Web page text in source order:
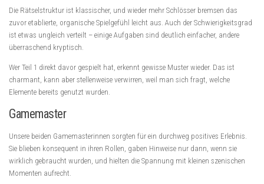
Die Rätselstruktur ist klassischer, und wieder mehr Schlösser bremsen das
zuvor etablierte, organische Spielgefühl leicht aus. Auch der Schwierigkeitsgrad
ist etwas ungleich verteilt – einige Aufgaben sind deutlich einfacher, andere
überraschend kryptisch.
Wer Teil 1 direkt davor gespielt hat, erkennt gewisse Muster wieder. Das ist
charmant, kann aber stellenweise verwirren, weil man sich fragt, welche
Elemente bereits genutzt wurden.
Gamemaster
Unsere beiden Gamemasterinnen sorgten für ein durchweg positives Erlebnis.
Sie blieben konsequent in ihren Rollen, gaben Hinweise nur dann, wenn sie
wirklich gebraucht wurden, und hielten die Spannung mit kleinen szenischen
Momenten aufrecht.